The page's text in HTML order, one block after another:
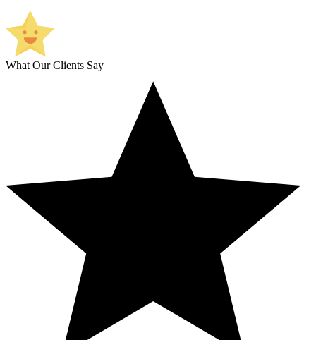
What Our Clients Say